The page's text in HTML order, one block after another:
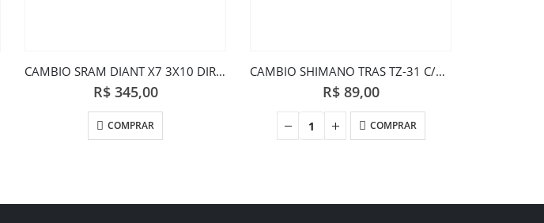
CAMBIO SRAM DIANT X7 3X10 DIRECT MOUNT
R$345,00
COMPRAR
CAMBIO SHIMANO TRAS TZ-31 C/PONTEIRA
R$89,00
COMPRAR